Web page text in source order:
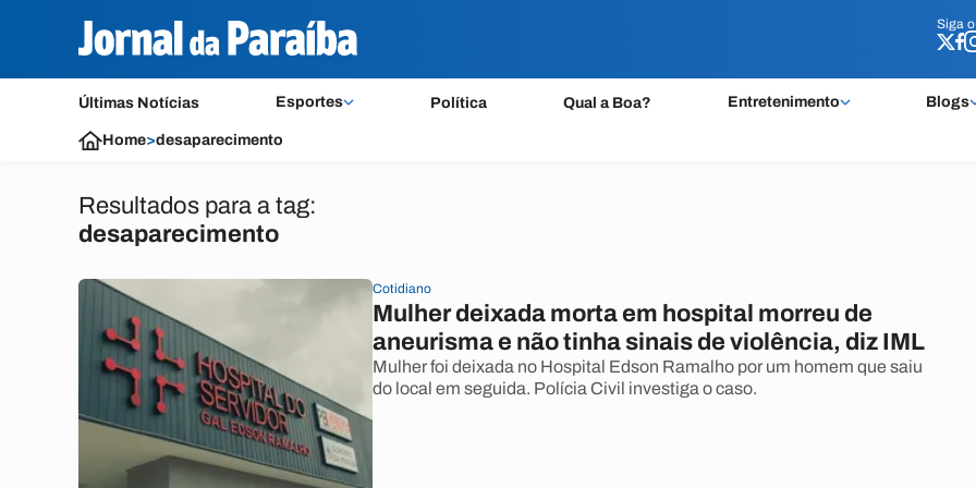
Siga o
Últimas Notícias Esportes Política Qual a Boa? Entretenimento Blogs
Siga o
Home>desaparecimento
Resultados para a tag:
desaparecimento
Cotidiano
Mulher deixada morta em hospital morreu de
aneurisma e não tinha sinais de violência, diz IML
Mulher foi deixada no Hospital Edson Ramalho por um homem que saiu
do local em seguida. Polícia Civil investiga o caso.